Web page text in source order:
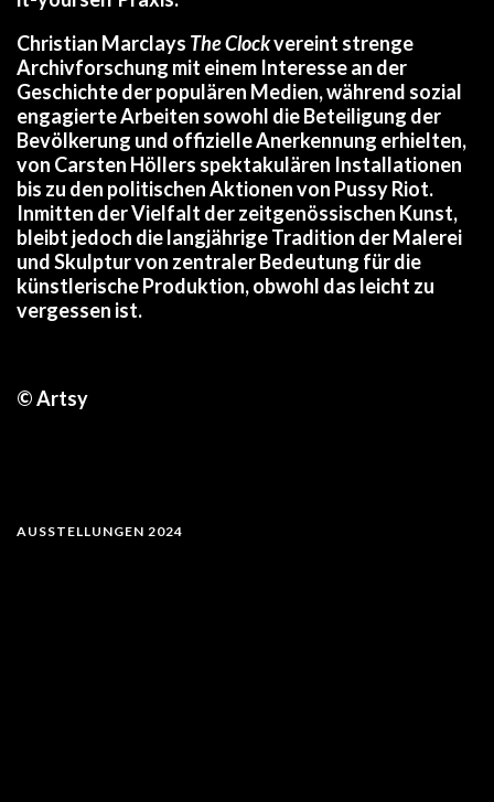
Christian Marclays The Clockvereint strenge
Archivforschung mit einem Interesse an der
Geschichte der populären Medien, während sozial
engagierte Arbeiten sowohl die Beteiligung der
Bevölkerung und offizielle Anerkennung erhielten,
von Carsten Höllers spektakulären Installationen
bis zu den politischen Aktionen von Pussy Riot.
Inmitten der Vielfalt der zeitgenössischen Kunst,
bleibt jedoch die langjährige Tradition der Malerei
und Skulptur von zentraler Bedeutung für die
künstlerische Produktion, obwohl das leicht zu
vergessen ist.
© Artsy
AUSSTELLUNGEN 2024